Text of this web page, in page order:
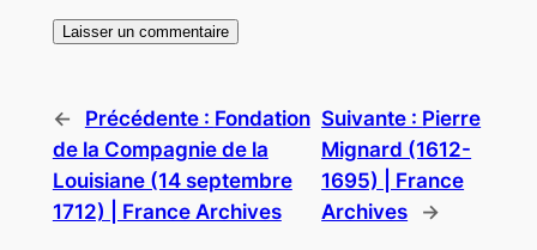
← Précédente : Fondation
de la Compagnie de la
Louisiane (14 septembre
1712) | France Archives
Suivante : Pierre
Mignard (1612-
1695) | France
Archives
→